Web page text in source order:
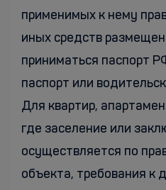
применимых к нему
иных средств
приниматься паспорт
паспорт или
Для квартир,
где заселение или
осуществляется по
объекта, требования к